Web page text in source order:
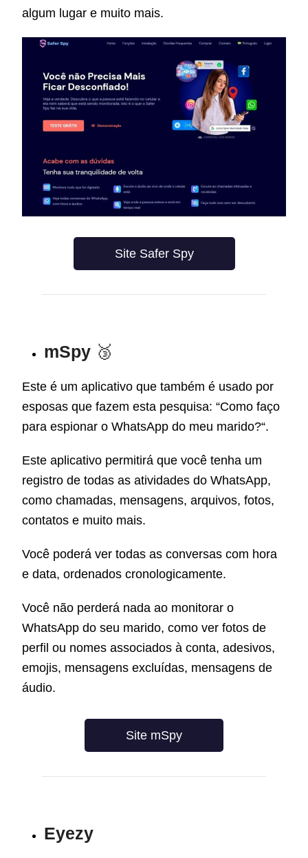
algum lugar e muito mais.
Site Safer Spy
mSpy 🥉
Este é um aplicativo que também é usado por
esposas que fazem esta pesquisa: “Como faço
para espionar o WhatsApp do meu marido?“.
Este aplicativo permitirá que você tenha um
registro de todas as atividades doWhatsApp,
como chamadas, mensagens, arquivos, fotos,
contatos e muito mais.
Você poderá ver todas as conversas com hora
e data, ordenados cronologicamente.
Você não perderá nada ao monitorar o
WhatsApp do seu marido, como ver fotos de
perfil ou nomes associados à conta, adesivos,
emojis, mensagens excluídas, mensagens de
áudio.
Site mSpy
Eyezy